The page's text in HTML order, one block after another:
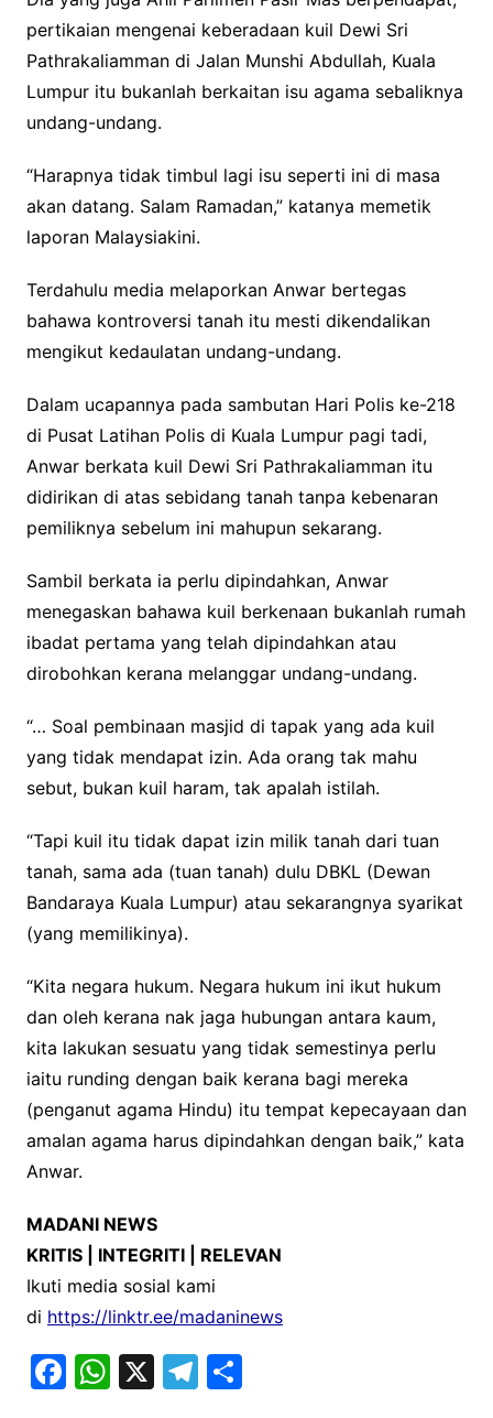
pertikaian mengenai keberadaan kuil Dewi Sri
Pathrakaliamman di Jalan Munshi Abdullah, Kuala
Lumpur itu bukanlah berkaitan isu agama sebaliknya
undang-undang.
“Harapnya tidak timbul lagi isu seperti ini di masa
akan datang. Salam Ramadan,” katanya memetik
laporan Malaysiakini.
Terdahulu media melaporkan Anwar bertegas
bahawa kontroversi tanah itu mesti dikendalikan
mengikut kedaulatan undang-undang.
Dalam ucapannya pada sambutan Hari Polis ke-218
di Pusat Latihan Polis di Kuala Lumpur pagi tadi,
Anwar berkata kuil Dewi Sri Pathrakaliamman itu
didirikan di atas sebidang tanah tanpa kebenaran
pemiliknya sebelum ini mahupun sekarang.
Sambil berkata ia perlu dipindahkan, Anwar
menegaskan bahawa kuil berkenaan bukanlah rumah
ibadat pertama yang telah dipindahkan atau
dirobohkan kerana melanggar undang-undang.
“… Soal pembinaan masjid di tapak yang ada kuil
yang tidak mendapat izin. Ada orang tak mahu
sebut, bukan kuil haram, tak apalah istilah.
“Tapi kuil itu tidak dapat izin milik tanah dari tuan
tanah, sama ada (tuan tanah) dulu DBKL (Dewan
Bandaraya Kuala Lumpur) atau sekarangnya syarikat
(yang memilikinya).
“Kita negara hukum. Negara hukum ini ikut hukum
dan oleh kerana nak jaga hubungan antara kaum,
kita lakukan sesuatu yang tidak semestinya perlu
iaitu runding dengan baik kerana bagi mereka
(penganut agama Hindu) itu tempat kepecayaan dan
amalan agama harus dipindahkan dengan baik,” kata
Anwar.
MADANI NEWS
KRITIS | INTEGRITI | RELEVAN
Ikuti media sosial kami
di https://linktr.ee/madaninews
F W X T S